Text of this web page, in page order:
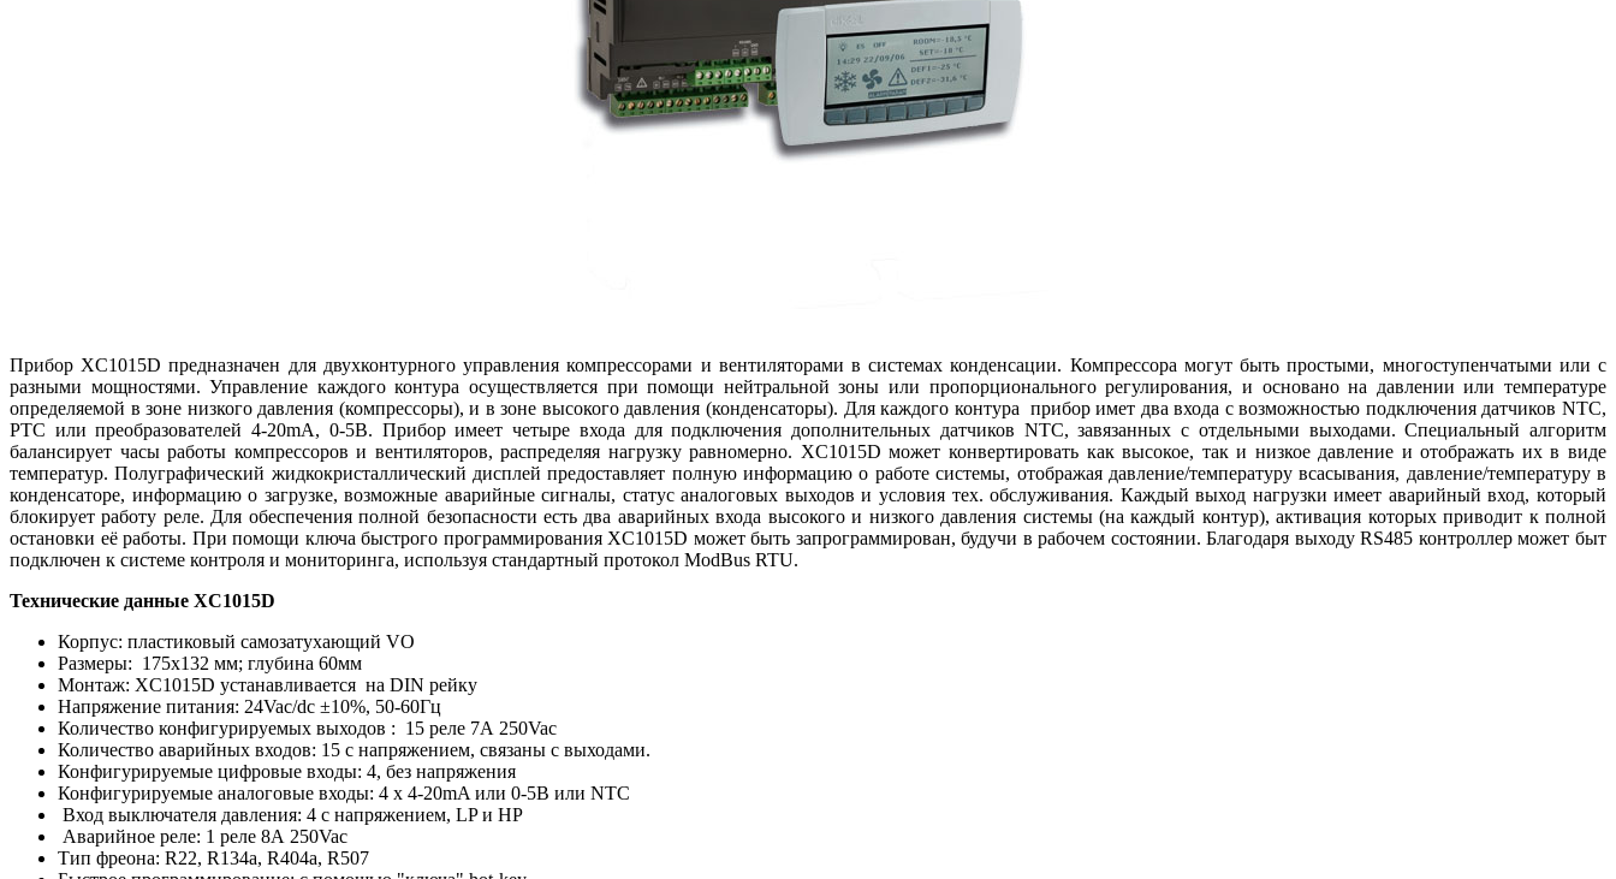
Прибор XC1015D предназначен для двухконтурного управления компрессорами и вентиляторами в системах конденсации. Компрессора могут быть простыми, многоступенчатыми или с
разными мощностями. Управление каждого контура осуществляется при помощи нейтральной зоны или пропорционального регулирования, и основано на давлении или температуре
определяемой в зоне низкого давления (компрессоры), и в зоне высокого давления (конденсаторы). Для каждого контура прибор имет два входа с возможностью подключения датчиков NTC,
РТС или преобразователей 4-20mA, 0-5В. Прибор имеет четыре входа для подключения дополнительных датчиков NTC, завязанных с отдельными выходами. Специальный алгоритм
балансирует часы работы компрессоров и вентиляторов, распределяя нагрузку равномерно. XC1015D может конвертировать как высокое, так и низкое давление и отображать их в виде
температур. Полуграфический жидкокристаллический дисплей предоставляет полную информацию о работе системы, отображая давление/температуру всасывания, давление/температуру в
конденсаторе, информацию о загрузке, возможные аварийные сигналы, статус аналоговых выходов и условия тех. обслуживания. Каждый выход нагрузки имеет аварийный вход, который
блокирует работу реле. Для обеспечения полной безопасности есть два аварийных входа высокого и низкого давления системы (на каждый контур), активация которых приводит к полной
остановки её работы. При помощи ключа быстрого программирования XC1015D может быть запрограммирован, будучи в рабочем состоянии. Благодаря выходу RS485 контроллер может быт
подключен к системе контроля и мониторинга, используя стандартный протокол ModBus RTU.
Технические данные XC1015D
Корпус: пластиковый самозатухающий VO
Размеры: 175x132 мм; глубина 60мм
Монтаж: XC1015D устанавливается на DIN рейку
Напряжение питания: 24Vac/dc ±10%, 50-60Гц
Количество конфигурируемых выходов : 15 реле 7А 250Vac
Количество аварийных входов: 15 с напряжением, связаны с выходами.
Конфигурируемые цифровые входы: 4, без напряжения
Конфигурируемые аналоговые входы: 4 х 4-20mA или 0-5В или NTC
Вход выключателя давления: 4 с напряжением, LP и HP
Аварийное реле: 1 реле 8А 250Vac
Тип фреона: R22, R134a, R404a, R507